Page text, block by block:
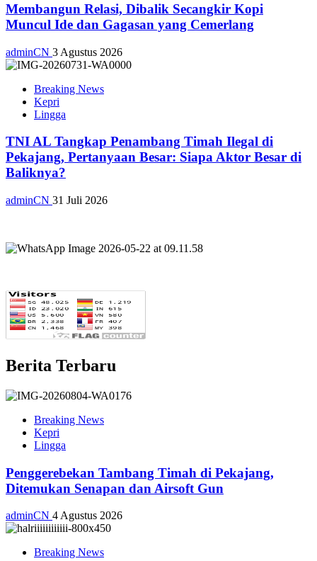
Membangun Relasi, Dibalik Secangkir Kopi
Muncul Ide dan Gagasan yang Cemerlang
adminCN 3 Agustus 2026
Breaking News
Kepri
Lingga
TNI AL Tangkap Penambang Timah Ilegal di
Pekajang, Pertanyaan Besar: Siapa Aktor Besar di
Baliknya?
adminCN 31 Juli 2026
Berita Terbaru
Breaking News
Kepri
Lingga
Penggerebekan Tambang Timah di Pekajang,
Ditemukan Senapan dan Airsoft Gun
adminCN 4 Agustus 2026
Breaking News